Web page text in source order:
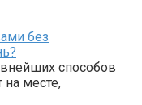
без
способов
на месте,